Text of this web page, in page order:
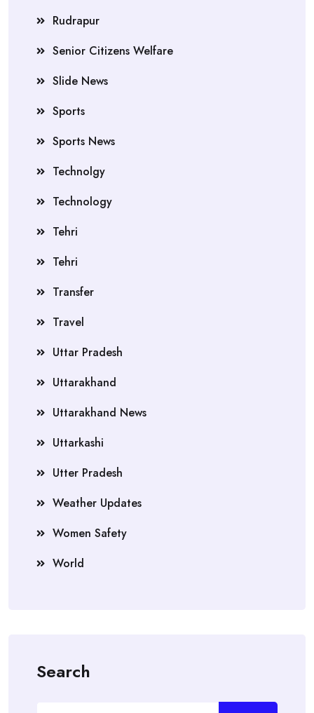
Rudrapur
Senior Citizens Welfare
Slide News
Sports
Sports News
Technolgy
Technology
Tehri
Tehri
Transfer
Travel
Uttar Pradesh
Uttarakhand
Uttarakhand News
Uttarkashi
Utter Pradesh
Weather Updates
Women Safety
World
Search